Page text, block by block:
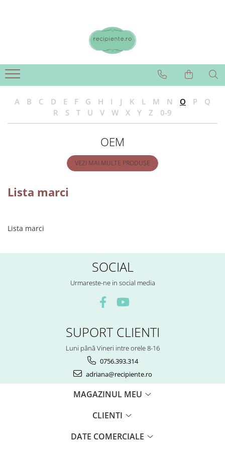
A B C D E F G H I J K L M N O P
Q
R
S T U V W X Y Z 0-9
OEM
VEZI MAI MULTE PRODUSE
Lista marci
Lista marci
SOCIAL
Urmareste-ne in social media
SUPORT CLIENTI
Luni până Vineri intre orele 8-16
0756.393.314
adriana@recipiente.ro
MAGAZINUL MEU
CLIENTI
DATE COMERCIALE